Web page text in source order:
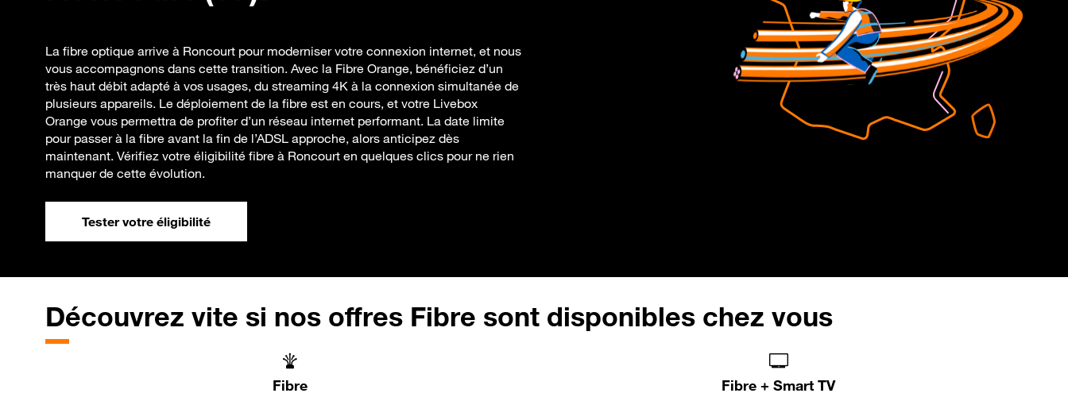
La fibre optique arrive à Roncourt pour moderniser votre connexion internet, et nous
vous accompagnons dans cette transition. Avec la Fibre Orange, bénéficiez d’un
très haut débit adapté à vos usages, du streaming 4K à la connexion simultanée de
plusieurs appareils. Le déploiement de la fibre est en cours, et votre Livebox
Orange vous permettra de profiter d’un réseau internet performant. La date limite
pour passer à la fibre avant la fin de l’ADSL approche, alors anticipez dès
maintenant. Vérifiez votre éligibilité fibre à Roncourt en quelques clics pour ne rien
manquer de cette évolution.
Tester votre éligibilité
Découvrez vite si nos offres Fibre sont disponibles chez vous
Fibre Fibre + Smart TV